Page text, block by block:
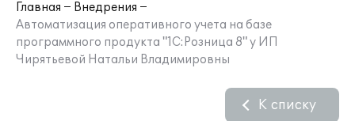
Главная
Внедрения
Автоматизация оперативного учета на базе
программного продукта "1С:Розница 8" у ИП
Чирятьевой Натальи Владимировны
К списку